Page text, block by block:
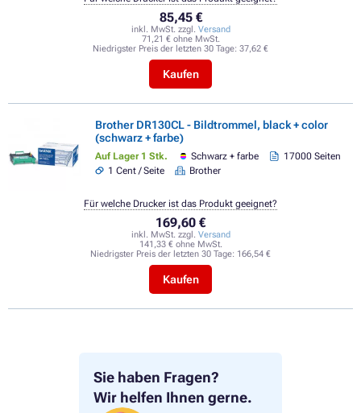
Sie haben Fragen?
Wir helfen Ihnen gerne.
85,45 €
inkl. MwSt. zzgl. Versand
71,21 € ohne MwSt.
Niedrigster Preis der letzten 30 Tage: 37,62 €
Kaufen
Brother DR130CL - Bildtrommel, black + color
(schwarz + farbe)
Auf Lager 1 Stk. Schwarz + farbe
17000 Seiten
1 Cent / Seite
Brother
169,60 €
inkl. MwSt. zzgl. Versand
141,33 € ohne MwSt.
Niedrigster Preis der letzten 30 Tage: 166,54 €
Kaufen
Für welche Drucker ist das Produkt geeignet?